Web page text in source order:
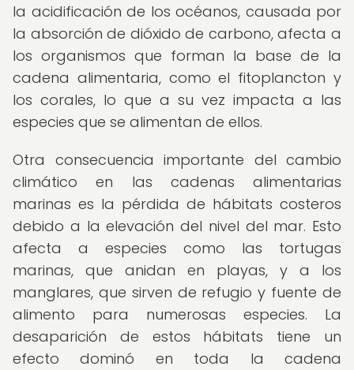
la acidificación de los océanos, causada por
la absorción de dióxido de carbono, afecta a
los organismos que forman la base de la
cadena alimentaria, como el fitoplancton y
los corales, lo que a su vez impacta a las
especies que se alimentan de ellos.
Otra consecuencia importante del cambio
climático en las cadenas alimentarias
marinas es la pérdida de hábitats costeros
debido a la elevación del nivel del mar. Esto
afecta a especies como las tortugas
marinas, que anidan en playas, y a los
manglares, que sirven de refugio y fuente de
alimento para numerosas especies. La
desaparición de estos hábitats tiene un
efecto dominó en toda la cadena